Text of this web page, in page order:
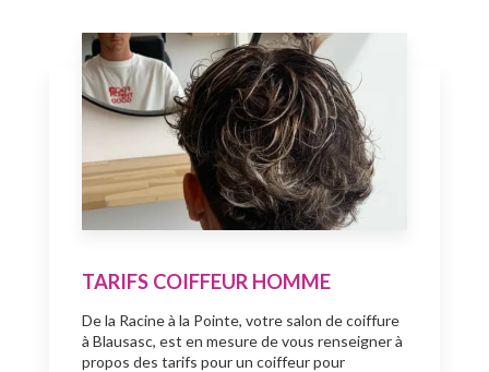
TARIFS COIFFEUR HOMME
De la Racine à la Pointe, votre salon de coiffure
à Blausasc, est en mesure de vous renseigner à
propos des tarifs pour un coiffeur pour